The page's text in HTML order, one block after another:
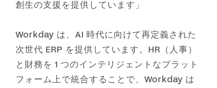
創生の支援を提供しています」
Workday は、AI 時代に向けて再定義された
次世代 ERP を提供しています。HR（人事）
と財務を 1 つのインテリジェントなプラット
フォーム上で統合することで、Workday は